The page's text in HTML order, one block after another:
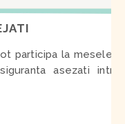
participa la mesele in
asezati intr-o